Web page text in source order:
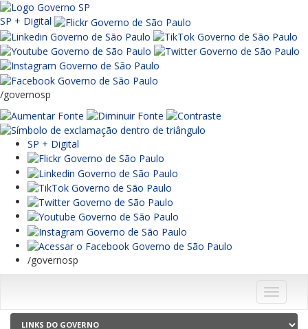
SP + Digital
/governosp
SP + Digital
/governosp
Menu